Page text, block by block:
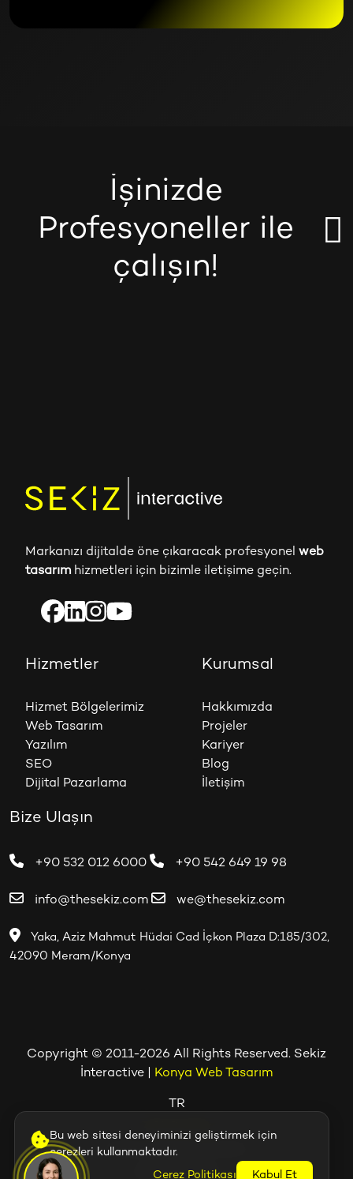
Bu web sitesi deneyiminizi geliştirmek için
çerezleri kullanmaktadır.
Çerez Politikası
Kabul Et
İşinizde
Profesyoneller ile
çalışın!
Markanızı dijitalde öne çıkaracak profesyonel web
tasarım hizmetleri için bizimle iletişime geçin.
Hizmetler
Hizmet Bölgelerimiz
Web Tasarım
Yazılım
SEO
Dijital Pazarlama
Kurumsal
Hakkımızda
Projeler
Kariyer
Blog
İletişim
Bize Ulaşın
+90 532 012 6000 +90 542 649 19 98
info@thesekiz.com we@thesekiz.com
Yaka, Aziz Mahmut Hüdai Cad İçkon Plaza D:185/302,
42090 Meram/Konya
Copyright © 2011-2026 All Rights Reserved. Sekiz
İnteractive
Konya Web Tasarım
TR
7/24 Destek
KVKK Aydınlatma Metni
Çerez Politikası